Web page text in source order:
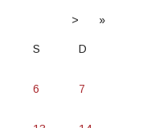
> »
S D
6 7